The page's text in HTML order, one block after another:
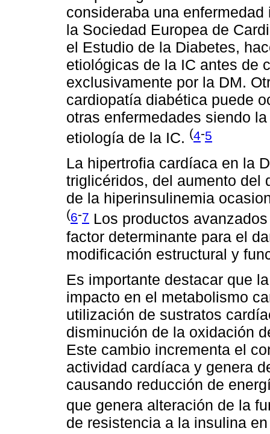
consideraba una
la Sociedad Europea de
el Estudio de la Diabetes,
etiológicas de la IC antes de
exclusivamente por la DM.
cardiopatía diabética puede
otras enfermedades siendo
etiología de la IC. (4-5
La hipertrofia cardíaca en la
triglicéridos, del aumento del
de la hiperinsulinemia
(6-7 Los productos
factor determinante para el
modificación estructural y
Es importante destacar que
impacto en el metabolismo
utilización de sustratos
disminución de la oxidación
Este cambio incrementa el
actividad cardíaca y genera
causando reducción de
que genera alteración de la
de resistencia a la insulina